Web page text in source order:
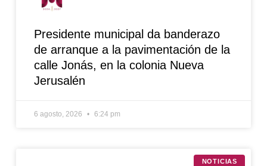
Presidente municipal da banderazo
de arranque a la pavimentación de la
calle Jonás, en la colonia Nueva
Jerusalén
6 agosto, 2026 6:24 pm
NOTICIAS